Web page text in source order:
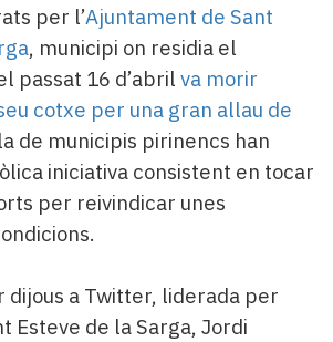
per l’Ajuntament de Sant
, municipi on residia el
passat 16 d’abril va morir
cotxe per una gran allau de
de municipis pirinencs han
iniciativa consistent en tocar
per reivindicar unes
dijous a Twitter, liderada per
Esteve de la Sarga, Jordi